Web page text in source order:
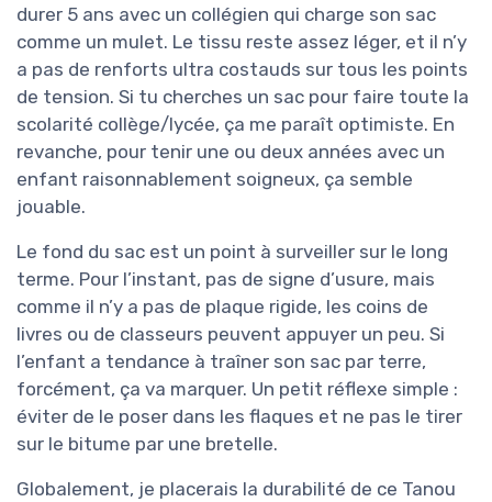
durer 5 ans avec un collégien qui charge son sac
comme un mulet. Le tissu reste assez léger, et il n’y
a pas de renforts ultra costauds sur tous les points
de tension. Si tu cherches un sac pour faire toute la
scolarité collège/lycée, ça me paraît optimiste. En
revanche, pour tenir une ou deux années avec un
enfant raisonnablement soigneux, ça semble
jouable.
Le fond du sac est un point à surveiller sur le long
terme. Pour l’instant, pas de signe d’usure, mais
comme il n’y a pas de plaque rigide, les coins de
livres ou de classeurs peuvent appuyer un peu. Si
l’enfant a tendance à traîner son sac par terre,
forcément, ça va marquer. Un petit réflexe simple :
éviter de le poser dans les flaques et ne pas le tirer
sur le bitume par une bretelle.
Globalement, je placerais la durabilité de ce Tanou